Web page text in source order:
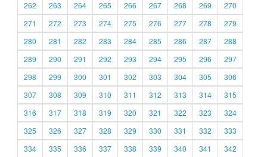
262
263 264 265 266 267 268 269
270
271
272 273 274 275 276 277 278
279
280
281 282 283 284 285 286 287
288
289
290 291 292 293 294 295 296
297
298
299 300 301 302 303 304 305
306
307
308 309 310 311 312 313 314
315
316
317 318 319 320 321 322 323
324
325
326 327 328 329 330 331 332
333
334
335 336 337 338 339 340 341 342